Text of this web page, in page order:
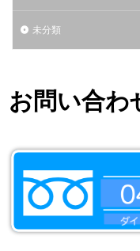
未分類
お問い合わ